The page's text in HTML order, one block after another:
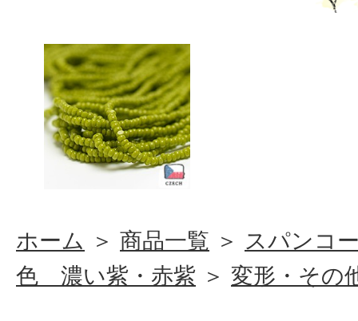
ホーム ＞ 商品一覧 ＞ スパンコ
色 濃い紫・赤紫 ＞ 変形・その